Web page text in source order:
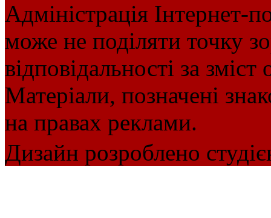
Адміністрація Інтернет-
може не поділяти точку
відповідальності за
Матеріали, позначені
на правах реклами.
Дизайн розроблено